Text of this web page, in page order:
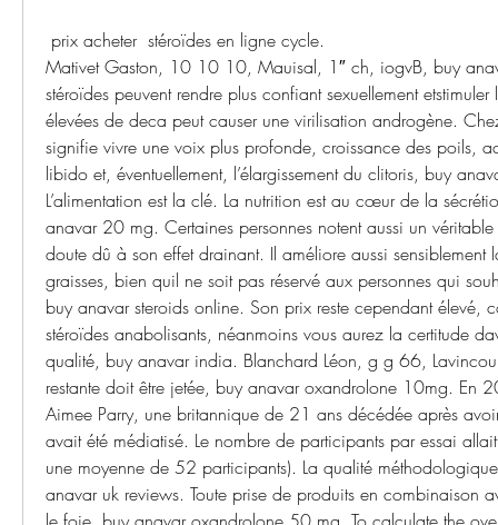
prix acheter  stéroïdes en ligne cycle.
Mativet Gaston, 10 10 10, Mauisal, 1″ ch, iogvB, buy
stéroïdes peuvent rendre plus confiant sexuellement
élevées de deca peut causer une virilisation androgène.
signifie vivre une voix plus profonde, croissance des poils,
libido et, éventuellement, l’élargissement du clitoris, buy
L’alimentation est la clé. La nutrition est au cœur de la
anavar 20 mg. Certaines personnes notent aussi un
doute dû à son effet drainant. Il améliore aussi sensiblement
graisses, bien quil ne soit pas réservé aux personnes qui
buy anavar steroids online. Son prix reste cependant élevé,
stéroïdes anabolisants, néanmoins vous aurez la certitude
qualité, buy anavar india. Blanchard Léon, g g 66,
restante doit être jetée, buy anavar oxandrolone 10mg. En
Aimee Parry, une britannique de 21 ans décédée après
avait été médiatisé. Le nombre de participants par essai
une moyenne de 52 participants). La qualité
anavar uk reviews. Toute prise de produits en combinaison